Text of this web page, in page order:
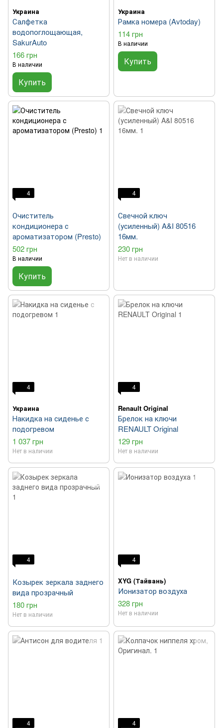
Украина
Салфетка
водопоглощающая,
SakurAuto
166 грн
В наличии
Купить
Украина
Рамка номера (Avtoday)
114 грн
В наличии
Купить
4
Очиститель
кондиционера с
ароматизатором (Presto)
502 грн
В наличии
Купить
4
Свечной ключ
(усиленный) A&I 80516
16мм.
230 грн
Нет в наличии
4
Украина
Накидка на сиденье с
подогревом
1 037 грн
Нет в наличии
4
Renault Original
Брелок на ключи
RENAULT Original
129 грн
Нет в наличии
4
Козырек зеркала заднего
вида прозрачный
180 грн
Нет в наличии
4
XYG (Тайвань)
Ионизатор воздуха
328 грн
Нет в наличии
4 4